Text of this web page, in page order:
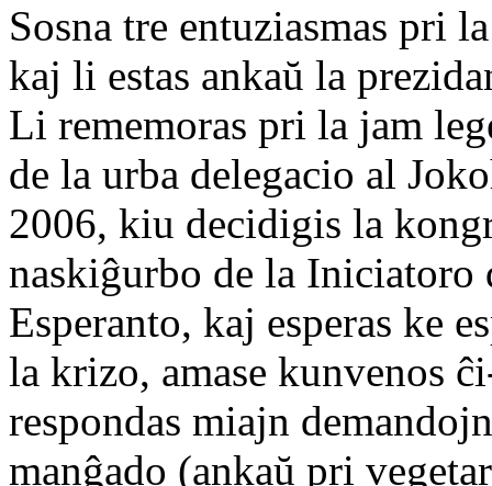
Sosna tre entuziasmas pri
kaj li estas ankaŭ la
Li rememoras pri la jam
de la urba delegacio al
2006, kiu decidigis la
naskiĝurbo de la Iniciatoro
Esperanto, kaj esperas ke
la krizo, amase kunvenos
respondas miajn
manĝado (ankaŭ pri